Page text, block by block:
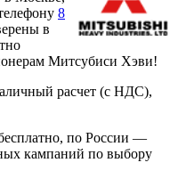
8
в
Митсубиси Хэви!
расчет (с НДС),
по России —
кампаний по выбору